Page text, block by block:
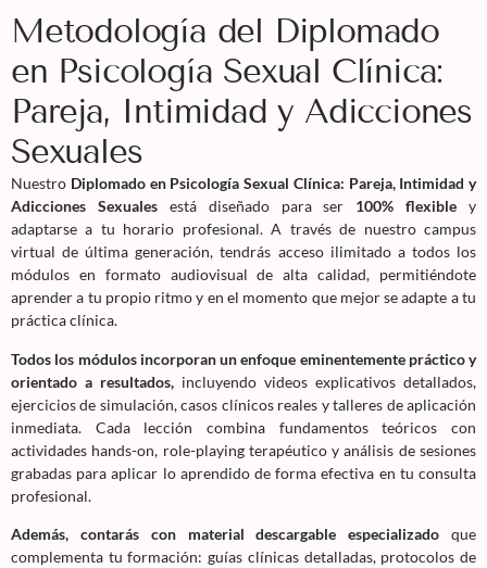
Metodología del Diplomado
en Psicología Sexual Clínica:
Pareja, Intimidad y Adicciones
Sexuales
Nuestro Diplomado en Psicología Sexual Clínica: Pareja, Intimidad y
Adicciones Sexualesestá diseñado para ser 100% flexible y
adaptarse a tu horario profesional. A través de nuestro campus
virtual de última generación, tendrás acceso ilimitado a todos los
módulos en formato audiovisual de alta calidad, permitiéndote
aprender a tu propio ritmo y en el momento que mejor se adapte a tu
práctica clínica.
Todos los módulos incorporan un enfoque eminentemente práctico y
orientado a resultados, incluyendo videos explicativos detallados,
ejercicios de simulación, casos clínicos reales y talleres de aplicación
inmediata. Cada lección combina fundamentos teóricos con
actividades hands-on, role-playing terapéutico y análisis de sesiones
grabadas para aplicar lo aprendido de forma efectiva en tu consulta
profesional.
Además, contarás con material descargable especializado que
complementa tu formación: guías clínicas detalladas, protocolos de